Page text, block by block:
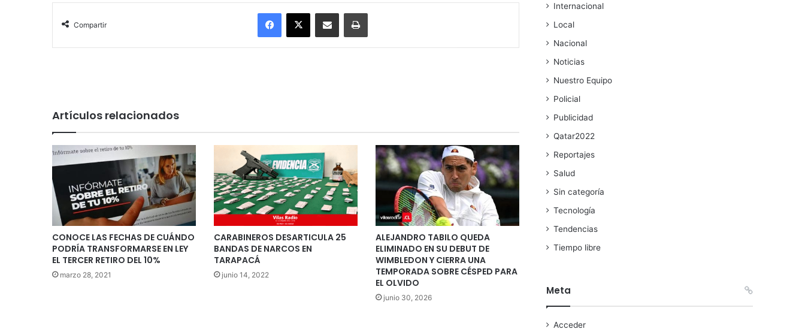
Compartir
Facebook
X Enviar vía email Imprimir
Artículos relacionados
CONOCE LAS FECHAS DE CUÁNDO
PODRÍA TRANSFORMARSE EN LEY
EL TERCER RETIRO DEL 10%
marzo 28, 2021
CARABINEROS DESARTICULA 25
BANDAS DE NARCOS EN
TARAPACÁ
junio 14, 2022
ALEJANDRO TABILO QUEDA
ELIMINADO EN SU DEBUT DE
WIMBLEDON Y CIERRA UNA
TEMPORADA SOBRE CÉSPED PARA
EL OLVIDO
junio 30, 2026
Internacional
Local
Nacional
Noticias
Nuestro Equipo
Policial
Publicidad
Qatar2022
Reportajes
Salud
Sin categoría
Tecnología
Tendencias
Tiempo libre
Meta
Acceder